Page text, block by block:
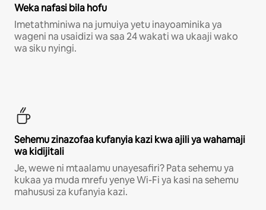
Weka nafasi bila hofu
Imetathminiwa na jumuiya yetu inayoaminika ya
wageni na usaidizi wa saa 24 wakati wa ukaaji wako
wa siku nyingi.
Sehemu zinazofaa kufanyia kazi kwa ajili ya wahamaji
wa kidijitali
Je, wewe ni mtaalamu unayesafiri? Pata sehemu ya
kukaa ya muda mrefu yenye Wi-Fi ya kasi na sehemu
mahususi za kufanyia kazi.